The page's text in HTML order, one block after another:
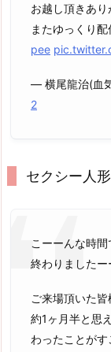
お越し頂きあ
またゆっくり
pee
— 横尾龍治(血
2
セクシー人
こーーんな時
終わりました
ご来場頂いた
約1ヶ月半と思
わったことが